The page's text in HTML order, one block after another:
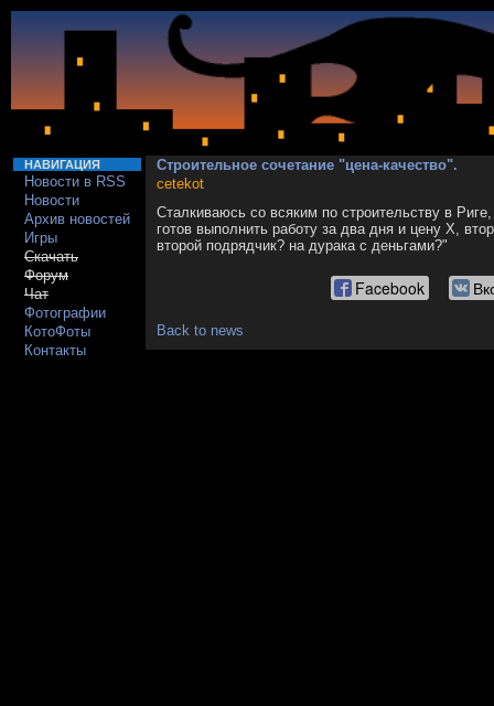
НАВИГАЦИЯ
Новости в RSS
Новости
Архив новостей
Игры
Скачать
Форум
Чат
Фотографии
КотоФоты
Контакты
Строительное сочетание "цена-качество".
cetekot
Сталкиваюсь со всяким по строительству в
готов выполнить работу за два дня и цену Х,
второй подрядчик? на дурака с деньгами?"
Facebook
Back to news